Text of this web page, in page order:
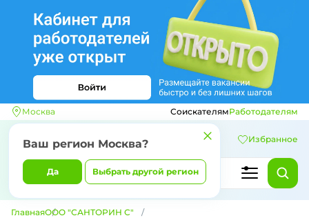
Москва
Ваш регион Москва?
Да Выбрать другой регион
СоискателямРаботодателям
Избранное
ГлавнаяООО "САНТОРИН С"